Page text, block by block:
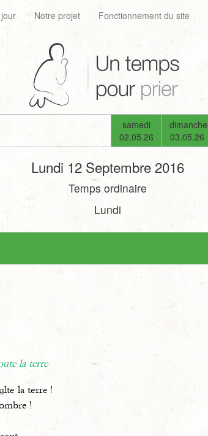
Notre projet Fonctionnement du site
samedi
02.05.26
dimanche
03.05.26
Lundi 12 Septembre 2016
Temps ordinaire
Lundi
la terre
lte la terre !
!